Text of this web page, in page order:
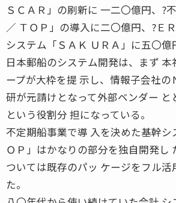
ＳＣＡＲ」の刷新に 一二〇億円、?
／ ＴＯＰ」の導入に二〇億円、?Ｅ
システム「ＳＡＫ ＵＲＡ」に五〇億
日本郵船のシステム開発は、まず
ープが大枠を提 示し、情報子会社の
研が元請けとなって外部ベンダー と
という役割分 担になっている。
不定期船事業で導 入を決めた基幹シ
ＯＰ」はかなりの部分を独自開発し
ついては既存のパッ ケージをフル活
た。